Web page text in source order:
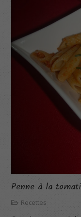
Penne à la
Recettes